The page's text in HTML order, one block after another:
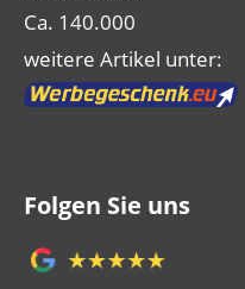
Ca. 140.000
weitere Artikel unter:
Folgen Sie uns